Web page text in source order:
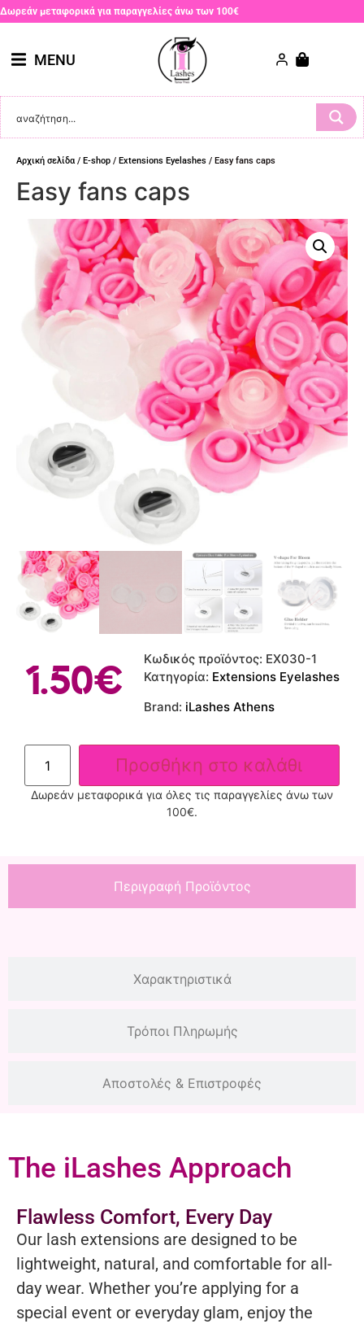
Δωρεάν μεταφορικά για παραγγελίες άνω των 100€
MENU
Αρχική σελίδα / E-shop / Extensions Eyelashes / Easy fans caps
Easy fans caps
1.50€ Κωδικός προϊόντος: EX030-1
Κατηγορία: Extensions Eyelashes
Brand: iLashes Athens
Προσθήκη στο καλάθι
Δωρεάν μεταφορικά για όλες τις παραγγελίες άνω των
100€.
Περιγραφή Προϊόντος
Χαρακτηριστικά
Τρόποι Πληρωμής
Αποστολές & Επιστροφές
The iLashes Approach
Flawless Comfort, Every Day
Our lash extensions are designed to be
lightweight, natural, and comfortable for all-
day wear. Whether you’re applying for a
special event or everyday glam, enjoy the